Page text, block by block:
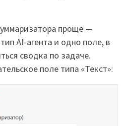
проще —
AI-агента и одно поле, в
сводка по задаче.
поле типа «Текст»: